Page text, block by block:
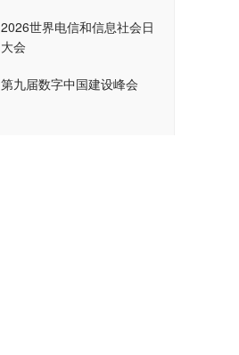
2026世界电信和信息社会日
大会
第九届数字中国建设峰会